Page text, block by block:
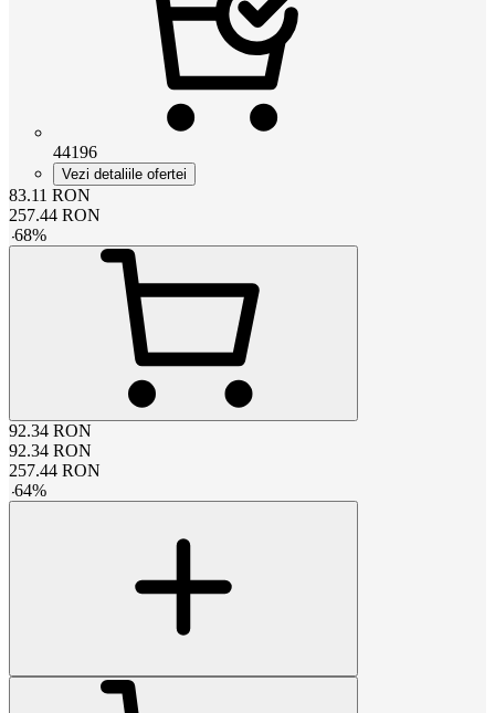
44196
Vezi detaliile ofertei
83.11 RON
257.44 RON
-68%
92.34 RON
92.34 RON
257.44 RON
-64%